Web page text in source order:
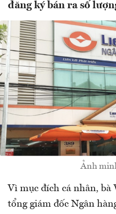
đăng ký bán ra số
Ảnh
Vì mục đích cá nhân, bà
tổng giám đốc Ngân